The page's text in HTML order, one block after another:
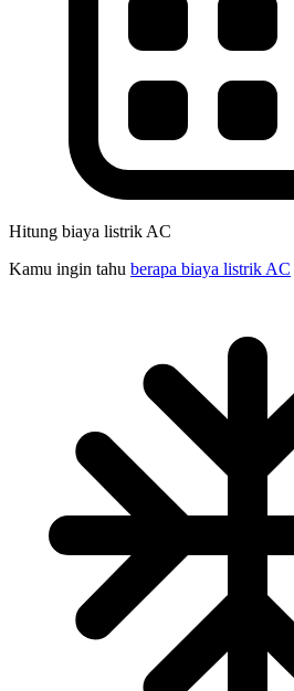
Hitung biaya listrik AC
Kamu ingin tahu berapa biaya listrik AC